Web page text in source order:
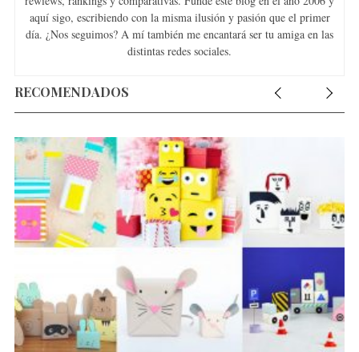
aquí sigo, escribiendo con la misma ilusión y pasión que el primer
día. ¿Nos seguimos? A mí también me encantará ser tu amiga en las
distintas redes sociales.
RECOMENDADOS